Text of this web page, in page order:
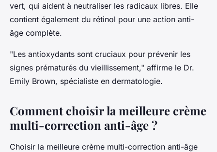
vert, qui aident à neutraliser les radicaux libres. Elle
contient également du rétinol pour une action anti-
âge complète.
"Les antioxydants sont cruciaux pour prévenir les
signes prématurés du vieillissement," affirme le Dr.
Emily Brown, spécialiste en dermatologie.
Comment choisir la meilleure crème
multi-correction anti-âge ?
Choisir la meilleure crème multi-correction anti-âge